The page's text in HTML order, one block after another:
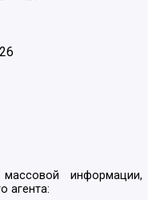
информации,
агента: